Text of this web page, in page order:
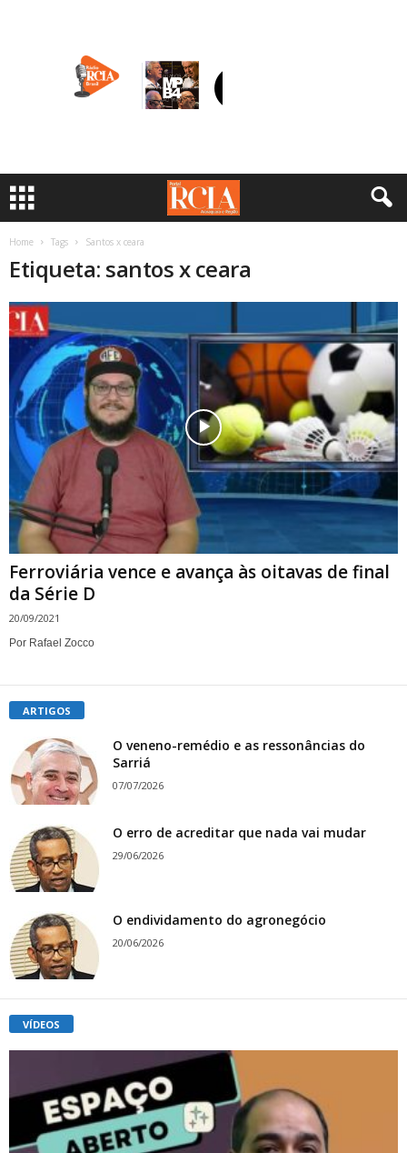
Home Tags Santos x ceara
Etiqueta: santos x ceara
Ferroviária vence e avança às oitavas de final
da Série D
20/09/2021
Por Rafael Zocco
ARTIGOS
O veneno-remédio e as ressonâncias do
Sarriá
07/07/2026
O erro de acreditar que nada vai mudar
29/06/2026
O endividamento do agronegócio
20/06/2026
VÍDEOS